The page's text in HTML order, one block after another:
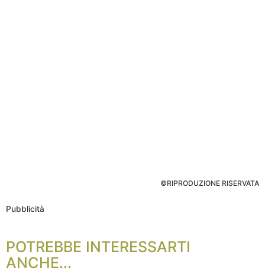
©RIPRODUZIONE RISERVATA
Pubblicità
POTREBBE INTERESSARTI
ANCHE...